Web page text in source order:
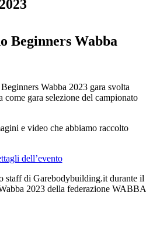
Beginners Wabba
Wabba 2023 gara svolta
gara selezione del campionato
e video che abbiamo raccolto
dell’evento
staff di Garebodybuilding.it durante il
2023 della federazione